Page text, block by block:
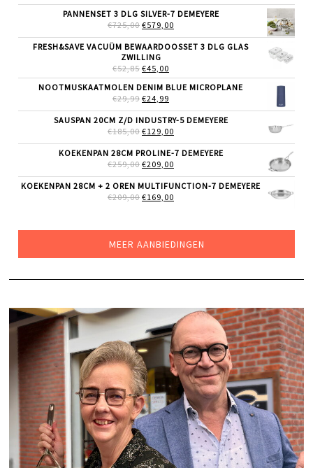
WAS:
€69,00.
IS:
€59,99.
PANNENSET 3 DLG SILVER-7 DEMEYERE
€725,00 OORSPRONKELIJKE
WAS:
€725,00.
€579,00
IS:
FRESH&SAVE VACUÜM BEWAARDOOSSET 3 DLG GLAS
ZWILLING
€52,85 OORSPRONKELIJKE
PRIJS
WAS:
€52,85.
€45,00
PRIJS
IS:
NOOTMUSKAATMOLEN DENIM BLUE MICROPLANE
€29,99 OORSPRONKELIJKE
WAS:
€29,99.
€24,99
IS:
€24,99.
SAUSPAN 20CM Z/D INDUSTRY-5 DEMEYERE
€185,00 OORSPRONKELIJKE
WAS:
€185,00.
€129,00
IS:
KOEKENPAN 28CM PROLINE-7 DEMEYERE
€259,00 OORSPRONKELIJKE
WAS:
€259,00.
€209,00
IS:
KOEKENPAN 28CM + 2 OREN MULTIFUNCTION-7 DEMEYERE
€209,00 OORSPRONKELIJKE
€169,00
MEER AANBIEDINGEN